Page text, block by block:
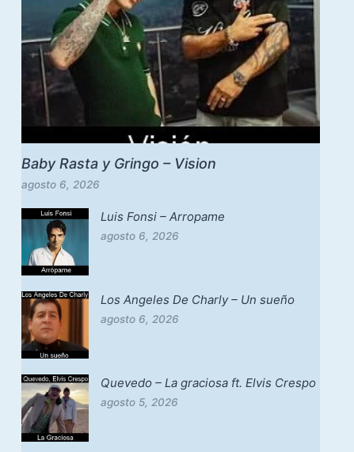
Baby Rasta y Gringo – Vision
agosto 6, 2026
Luis Fonsi – Arropame
agosto 6, 2026
Los Angeles De Charly – Un sueño
agosto 6, 2026
Quevedo – La graciosa ft. Elvis Crespo
agosto 5, 2026